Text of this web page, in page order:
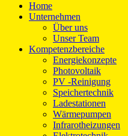
Home
Unternehmen
Über uns
Unser Team
Kompetenzbereiche
Energiekonzepte
Photovoltaik
PV -Reinigung
Speichertechnik
Ladestationen
Wärmepumpen
Infrarotheizungen